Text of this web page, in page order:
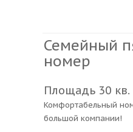
Семейный
номер
Площадь 30 кв.
Комфортабельный
большой компании!